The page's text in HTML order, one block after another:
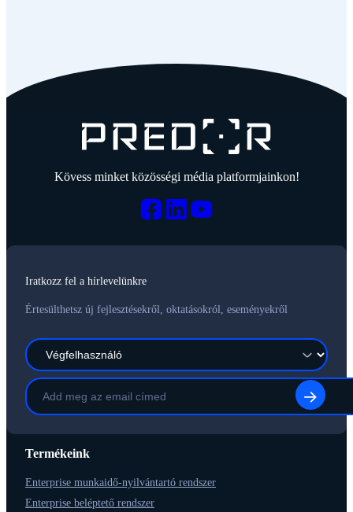
Kövess minket közösségi média platformjainkon!
Termékeink
Enterprise munkaidő-nyilvántartó rendszer
Enterprise beléptető rendszer
Iratkozz fel a hírlevelünkre
Értesülthetsz új fejlesztésekről, oktatásokról, eseményekről